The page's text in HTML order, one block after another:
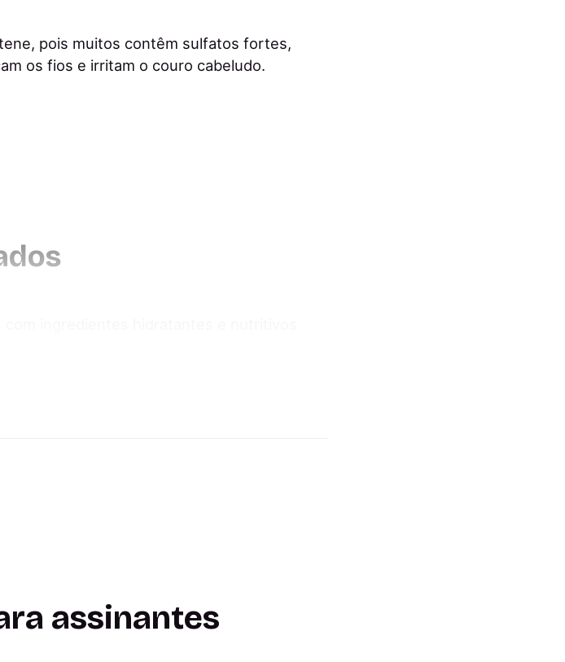
pois muitos contêm sulfatos fortes,
os fios e irritam o couro cabeludo.
assinantes